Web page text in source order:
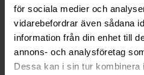
för sociala medier och
vidarebefordrar även sådana
information från din enhet till
annons- och analysföretag
Dessa kan i sin tur kombinera